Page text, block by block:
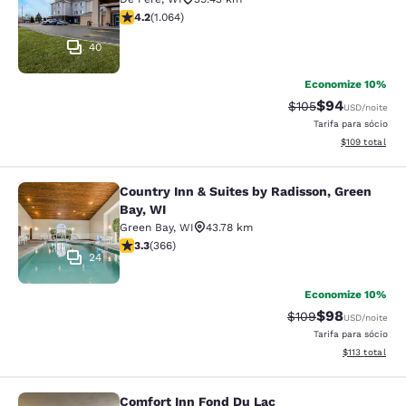
40
classificação 4.2 estrelas. Excelente. 1064 avaliações
4.2(1.064)
Economize 10%
Tarifa anterior
$105Tarifa com
$94USD/noite
Tarifa para sócio
Exibir
$109 total
Country Inn & Suites by Radisson,
24
Country Inn & Suites by Radisson, Green
Bay, WI
Green Bay, WI
43.78 km
classificação 3.28 estrelas. Bom. 366 avaliações
3.3(366)
Economize 10%
Tarifa anterior
$109Tarifa com
$98USD/noite
Tarifa para sócio
Exibir
$113 total
Comfort Inn Fond Du Lac